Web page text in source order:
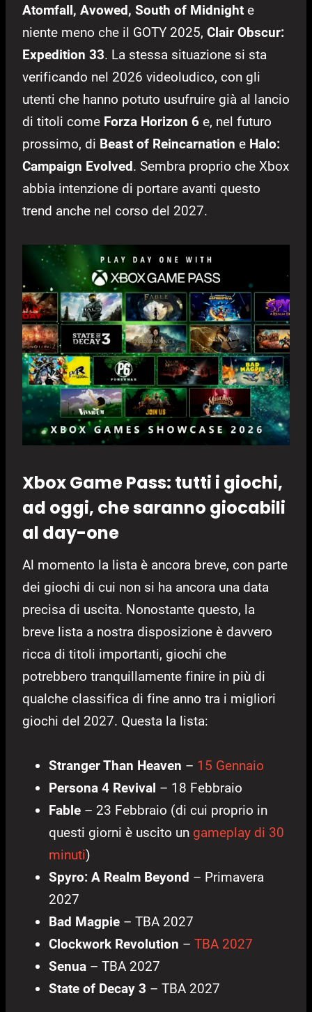
Atomfall, Avowed, South of Midnight e
niente meno che il GOTY 2025, Clair Obscur:
Expedition 33. La stessa situazione si sta
verificando nel 2026 videoludico, con gli
utenti che hanno potuto usufruire già al lancio
di titoli come Forza Horizon 6 e, nel futuro
prossimo, di Beast of Reincarnation e Halo:
Campaign Evolved. Sembra proprio che Xbox
abbia intenzione di portare avanti questo
trend anche nel corso del 2027.
Xbox Game Pass: tutti i giochi,
ad oggi, che saranno giocabili
al day-one
Al momento la lista è ancora breve, con parte
dei giochi di cui non si ha ancora una data
precisa di uscita. Nonostante questo, la
breve lista a nostra disposizione è davvero
ricca di titoli importanti, giochi che
potrebbero tranquillamente finire in più di
qualche classifica di fine anno tra i migliori
giochi del 2027. Questa la lista:
Stranger Than Heaven – 15 Gennaio
Persona 4 Revival – 18 Febbraio
Fable – 23 Febbraio (di cui proprio in
questi giorni è uscito un gameplay di 30
minuti)
Spyro: A Realm Beyond – Primavera
2027
Bad Magpie – TBA 2027
Clockwork Revolution – TBA 2027
Senua – TBA 2027
State of Decay 3 – TBA 2027